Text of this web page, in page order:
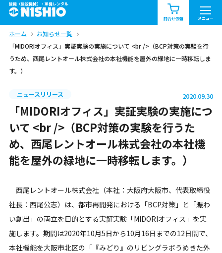
建機（建設機械）・重機レンタル
問合せ依頼 メニュー
商品一覧 お知らせ一覧
問合せ依頼リスト
エリア情報を見る
中部 関西 中国・四国
九州・沖縄（外部）
ホーム
お知らせ一覧
「MIDORIオフィス」実証実験の実施について <br />（BCP対策の実験を行
うため、西尾レントオール株式会社の本社機能を屋外の緑地に一時移転しま
す。）
ニュースリリース 2020.09.30
「MIDORIオフィス」実証実験の実施につ
いて <br />（BCP対策の実験を行うた
め、西尾レントオール株式会社の本社機
能を屋外の緑地に一時移転します。）
西尾レントオール株式会社（本社：大阪府大阪市、代表取締役
社長：西尾公志）は、都市再開発における「BCP対策」と「賑わ
い創出」の両立を目的とする実証実験「MIDORIオフィス」を実
施します。期間は2020年10月5日から10月16日までの12日間で、
本社機能を大阪市北区の「『みどり』のリビングラボうめきた外